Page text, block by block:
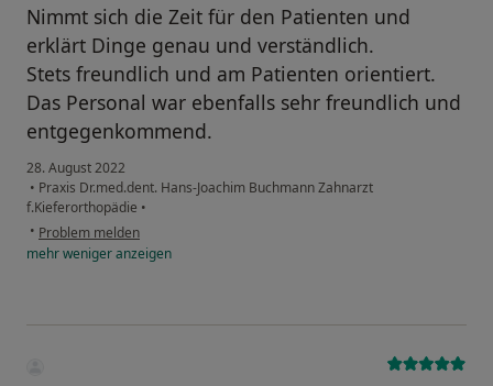
Nimmt sich die Zeit für den Patienten und
erklärt Dinge genau und verständlich.
Stets freundlich und am Patienten orientiert.
Das Personal war ebenfalls sehr freundlich und
entgegenkommend.
28. August 2022
• Praxis Dr.med.dent. Hans-Joachim Buchmann Zahnarzt
f.Kieferorthopädie •
• Problem melden
mehrwenigeranzeigen